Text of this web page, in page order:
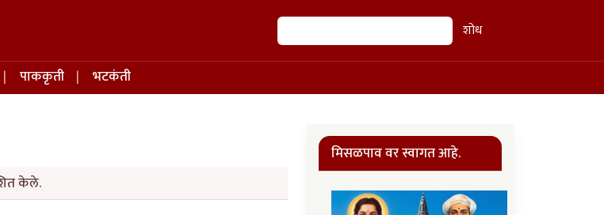
शोध शोध
पाककृती
भटकंती
केले.
मिसळपाव वर स्वागत आहे.